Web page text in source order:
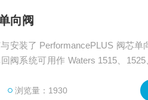
向阀
安装了 PerformancePLUS 阀芯单
阀系统可用作 Waters 1515、1525
浏览量：1930